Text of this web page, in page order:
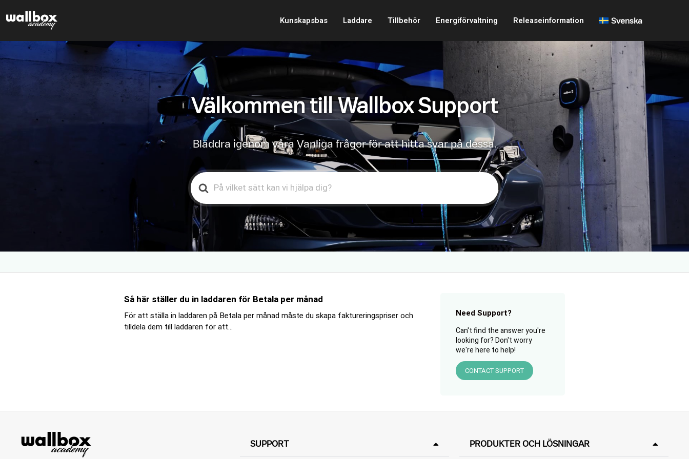
Kunskapsbas Laddare Tillbehör Energiförvaltning Releaseinformation Svenska
Välkommen till Wallbox Support
Bläddra igenom våra Vanliga frågor för att hitta svar på dessa.
Search
For
Så här ställer du in laddaren för Betala per månad
För att ställa in laddaren på Betala per månad måste du skapa faktureringspriser och
tilldela dem till laddaren för att...
Need Support?
Can't find the answer you're
looking for? Don't worry
we're here to help!
CONTACT SUPPORT
SUPPORT PRODUKTER OCH LÖSNINGAR